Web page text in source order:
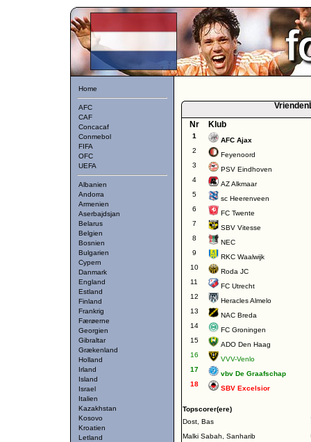
Home
AFC
CAF
Concacaf
Conmebol
FIFA
OFC
UEFA
Albanien
Andorra
Armenien
Aserbajdsjan
Belarus
Belgien
Bosnien
Bulgarien
Cypern
Danmark
England
Estland
Finland
Frankrig
Færøerne
Georgien
Gibraltar
Grækenland
Holland
Irland
Island
Israel
Italien
Kazakhstan
Kosovo
Kroatien
Letland
Nr
Klub
1
AFC Ajax
2
Feyenoord
3
PSV Eindhoven
4
AZ Alkmaar
5
sc Heerenveen
6
FC Twente
7
SBV Vitesse
8
NEC
9
RKC Waalwijk
10
Roda JC
11
FC Utrecht
12
Heracles Almelo
13
NAC Breda
14
FC Groningen
15
ADO Den Haag
16
VVV-Venlo
17
vbv De Graafschap
18
SBV Excelsior
Topscorer(ere)
Dost, Bas
Malki Sabah, Sanharib